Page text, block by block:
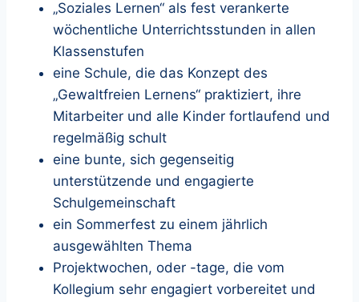
„Soziales Lernen“ als fest verankerte
wöchentliche Unterrichtsstunden in allen
Klassenstufen
eine Schule, die das Konzept des
„Gewaltfreien Lernens“ praktiziert, ihre
Mitarbeiter und alle Kinder fortlaufend und
regelmäßig schult
eine bunte, sich gegenseitig
unterstützende und engagierte
Schulgemeinschaft
ein Sommerfest zu einem jährlich
ausgewählten Thema
Projektwochen, oder -tage, die vom
Kollegium sehr engagiert vorbereitet und